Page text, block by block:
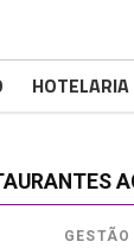
HOTELARIA
GESTÃO